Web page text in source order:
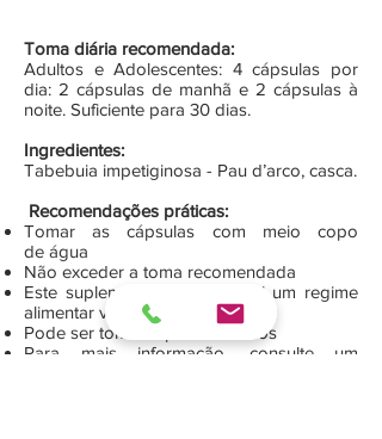
Toma diária recomendada:
Adultos e Adolescentes: 4 cápsulas por
dia: 2 cápsulas de manhã e 2 cápsulas à
noite. Suficiente para 30 dias.
Ingredientes:
Tabebuia impetiginosa - Pau d’arco, casca.
Recomendações práticas:
Tomar as cápsulas com meio copo
de água
Não exceder a toma recomendada
Este suplemento não substitui um regime
alimentar variado
Pode ser tomado por diabéticos
Para mais informação, consulte um